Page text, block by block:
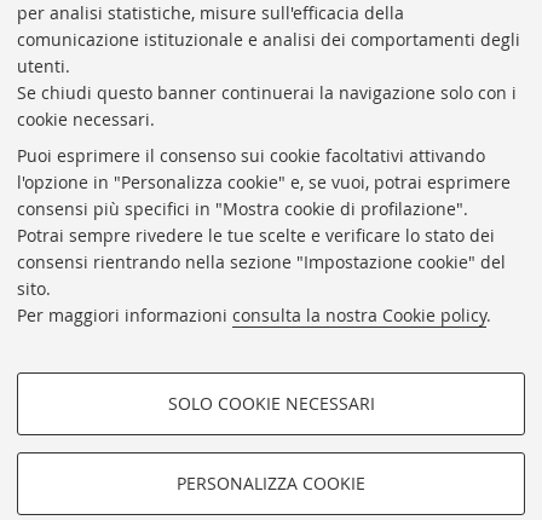
per analisi statistiche, misure sull'efficacia della
comunicazione istituzionale e analisi dei comportamenti degli
utenti.
Se chiudi questo banner continuerai la navigazione solo con i
cookie necessari.
Puoi esprimere il consenso sui cookie facoltativi attivando
l'opzione in "Personalizza cookie" e, se vuoi, potrai esprimere
consensi più specifici in "Mostra cookie di profilazione".
Potrai sempre rivedere le tue scelte e verificare lo stato dei
consensi rientrando nella sezione "Impostazione cookie" del
sito.
Per maggiori informazioni consulta la nostra Cookie policy.
COOKIE DI PROFILAZIONE -
FACOLTATIVI
SOLO COOKIE NECESSARI
PERSONALIZZA COOKIE
Coordinatrice gestionale: Maria Pia Torricelli
Responsabile Amministrativo: Luigia Di Pumpo
Via Zamboni, 33/35 - 40126 Bologna (BO)
Tel. +39 051 2088306 - Fax +39 051 2088385
bub.info@unibo.it
bub.biblioteca@pec.unibo.it
Dove siamo
Orario dei servizi
Helpdesk
Rubrica di Ateneo
Privacy e note legali